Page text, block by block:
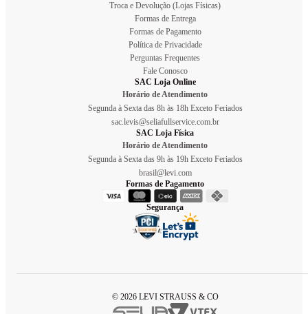
Troca e Devolução (Lojas Físicas)
Formas de Entrega
Formas de Pagamento
Política de Privacidade
Perguntas Frequentes
Fale Conosco
SAC Loja Online
Horário de Atendimento
Segunda à Sexta das 8h às 18h Exceto Feriados
sac.levis@seliafullservice.com.br
SAC Loja Física
Horário de Atendimento
Segunda à Sexta das 9h às 19h Exceto Feriados
brasil@levi.com
Formas de Pagamento
Segurança
© 2026 LEVI STRAUSS & CO